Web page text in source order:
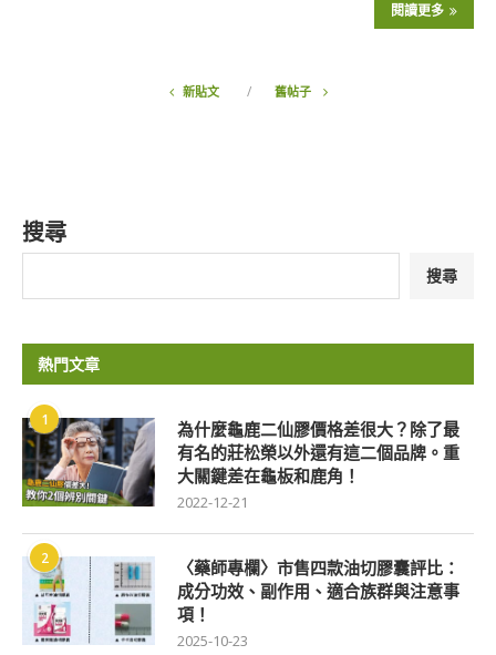
閱讀更多
新貼文 舊帖子
搜尋
搜尋
熱門文章
1
為什麼龜鹿二仙膠價格差很大？除了最
有名的莊松榮以外還有這二個品牌。重
大關鍵差在龜板和鹿角！
2022-12-21
2
〈藥師專欄〉市售四款油切膠囊評比：
成分功效、副作用、適合族群與注意事
項！
2025-10-23